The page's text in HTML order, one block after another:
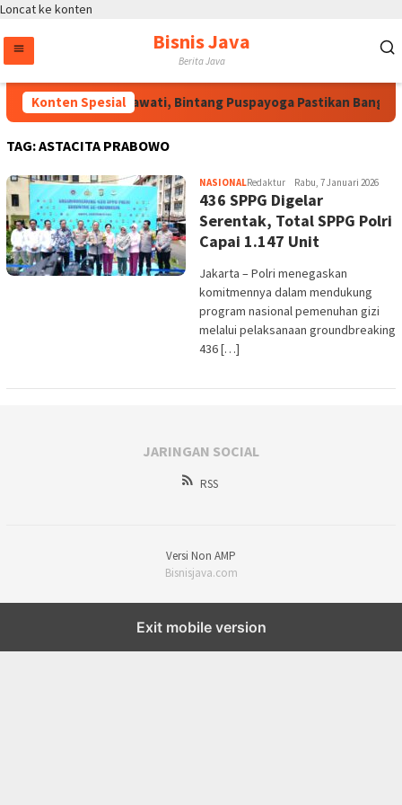
Loncat ke konten
Bisnis Java
Berita Java
Konten Spesial
Atas Arahan Megawati, Bintang Puspayoga Pastikan Bang
TAG:ASTACITA PRABOWO
NASIONALRedaktur Rabu, 7 Januari 2026
436 SPPG Digelar
Serentak, Total SPPG Polri
Capai 1.147 Unit
Jakarta – Polri menegaskan
komitmennya dalam mendukung
program nasional pemenuhan gizi
melalui pelaksanaan groundbreaking
436 […]
JARINGAN SOCIAL
RSS
Versi Non AMP
Bisnisjava.com
Exit mobile version